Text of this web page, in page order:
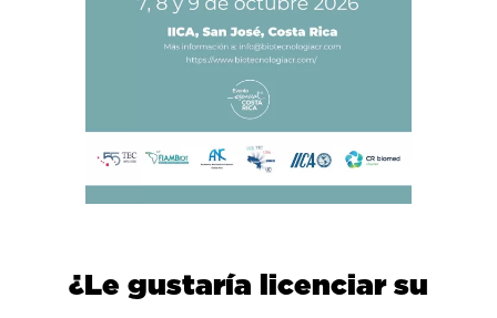
¿Le gustaría licenciar su